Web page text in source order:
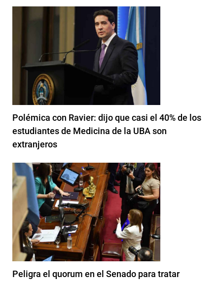
Polémica con Ravier: dijo que casi el 40% de los
estudiantes de Medicina de la UBA son
extranjeros
Peligra el quorum en el Senado para tratar